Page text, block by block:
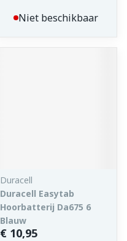
Niet beschikbaar
Duracell
Duracell Easytab
Hoorbatterij Da675 6
Blauw
€ 10,95